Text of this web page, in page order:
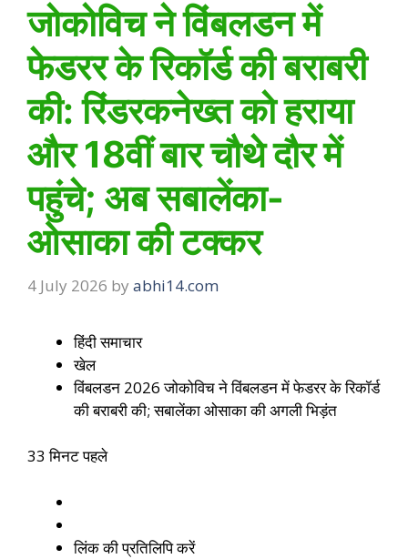
जोकोविच ने विंबलडन में
फेडरर के रिकॉर्ड की बराबरी
की: रिंडरकनेख्त को हराया
और 18वीं बार चौथे दौर में
पहुंचे; अब सबालेंका-
ओसाका की टक्कर
4 July 2026 by abhi14.com
हिंदी समाचार
खेल
विंबलडन 2026 जोकोविच ने विंबलडन में फेडरर के रिकॉर्ड
की बराबरी की; सबालेंका ओसाका की अगली भिड़ंत
33 मिनट पहले
लिंक की प्रतिलिपि करें